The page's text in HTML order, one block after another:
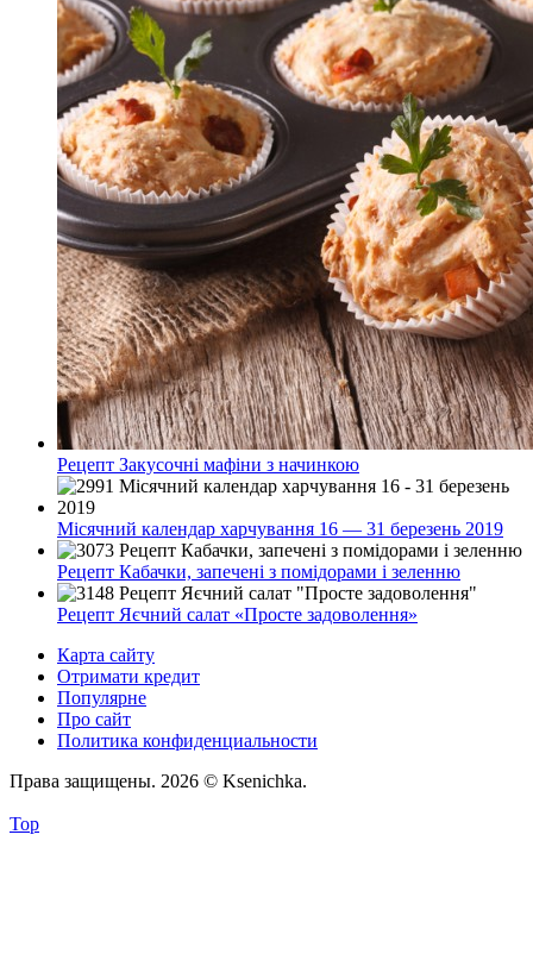
Рецепт Закусочні мафіни з начинкою
Місячний календар харчування 16 — 31 березень 2019
Рецепт Кабачки, запечені з помідорами і зеленню
Рецепт Яєчний салат «Просте задоволення»
Карта сайту
Отримати кредит
Популярне
Про сайт
Политика конфиденциальности
Права защищены. 2026 © Ksenichka.
Top